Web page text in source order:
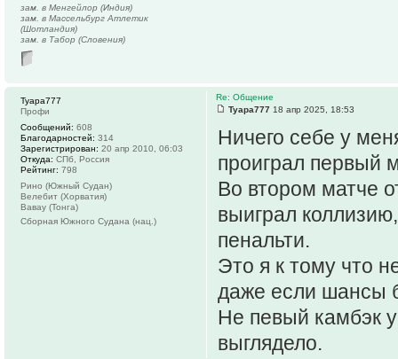
зам. в Менгейлор (Индия)
зам. в Массельбург Атлетик
(Шотландия)
зам. в Табор (Словения)
Re: Общение
Tyapa777 18 апр 2025, 18:53
Ничего себе у
проиграл первый
Во втором матче
выиграл
пенальти.
Это я к тому что
даже если шансы
Не певый камбэк
выглядело.
Tyapa777
Профи
Сообщений: 608
Благодарностей: 314
Зарегистрирован: 20 апр 2010, 06:03
Откуда: СПб, Россия
Рейтинг: 798
Рино (Южный Судан)
Велебит (Хорватия)
Вавау (Тонга)
Сборная Южного Судана (нац.)